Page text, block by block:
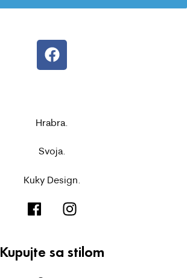
Hrabra.
Svoja.
Kuky Design.
Kupujte sa stilom